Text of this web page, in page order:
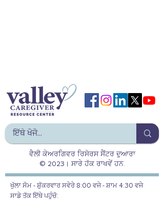
ਵੈਲੀ ਕੇਅਰਗਿਵਰ ਰਿਸੋਰਸ ਸੈਂਟਰ ਦੁਆਰਾ
© 2023। ਸਾਰੇ ਹੱਕ ਰਾਖਵੇਂ ਹਨ.
ਖੁੱਲਾ ਸੋਮ - ਸ਼ੁੱਕਰਵਾਰ ਸਵੇਰੇ 8:00 ਵਜੇ - ਸ਼ਾਮ 4:30 ਵਜੇ
ਸਾਡੇ ਤੱਕ ਇੱਥੇ ਪਹੁੰਚੋ: